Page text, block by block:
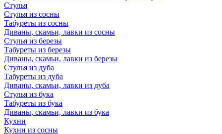
Стулья
Стулья из сосны
Табуреты из сосны
Диваны, скамьи, лавки из сосны
Стулья из березы
Табуреты из березы
Диваны, скамьи, лавки из березы
Стулья из дуба
Табуреты из дуба
Диваны, скамьи, лавки из дуба
Стулья из бука
Табуреты из бука
Диваны, скамьи, лавки из бука
Кухни
Кухни из сосны